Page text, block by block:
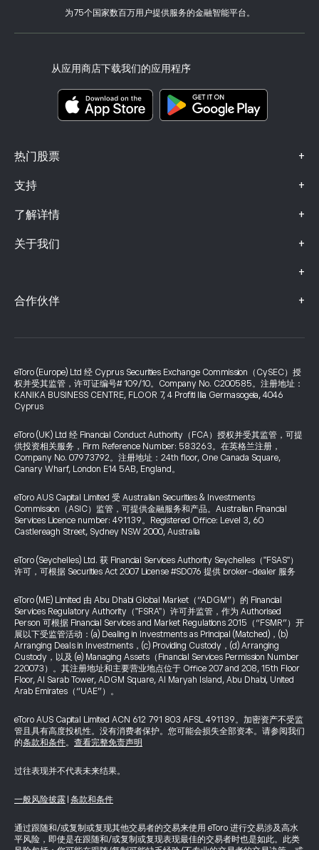
为75个国家数百万用户提供服务的金融智能平台。
从应用商店下载我们的应用程序
热门股票 +
支持 +
客户端漏洞
了解详情 +
eToro Academy
关于我们 +
我们的办事处
+
风险披露
关键信息文档
投诉信息（FCA 客户）
合作伙伴 +
投资保险
eToro (Europe) Ltd 经 Cyprus Securities Exchange Commission（CySEC）授
权并受其监管，许可证编号# 109/10。Company No. C200585。注册地址：
KANIKA BUSINESS CENTRE, FLOOR 7, 4 Profiti Ilia Germasogeia, 4046
Cyprus
eToro (UK) Ltd 经 Financial Conduct Authority（FCA）授权并受其监管，可提
供投资相关服务，Firm Reference Number: 583263。在英格兰注册，
Company No. 07973792。注册地址：24th floor, One Canada Square,
Canary Wharf, London E14 5AB, England。
eToro AUS Capital Limited 受 Australian Securities & Investments
Commission（ASIC）监管，可提供金融服务和产品。Australian Financial
Services Licence number: 491139。Registered Office: Level 3, 60
Castlereagh Street, Sydney NSW 2000, Australia
eToro (Seychelles) Ltd. 获 Financial Services Authority Seychelles（"FSAS"）
许可，可根据 Securities Act 2007 License #SD076 提供 broker-dealer 服务
eToro (ME) Limited 由 Abu Dhabi Global Market（“ADGM”）的 Financial
Services Regulatory Authority（"FSRA"）许可并监管，作为 Authorised
Person 可根据 Financial Services and Market Regulations 2015（“FSMR”）开
展以下受监管活动：(a) Dealing in Investments as Principal (Matched)，(b)
Arranging Deals in Investments，(c) Providing Custody，(d) Arranging
Custody，以及 (e) Managing Assets（Financial Services Permission Number
220073）。其注册地址和主要营业地点位于 Office 207 and 208, 15th Floor
Floor, Al Sarab Tower, ADGM Square, Al Maryah Island, Abu Dhabi, United
Arab Emirates（“UAE”）。
eToro AUS Capital Limited ACN 612 791 803 AFSL 491139。加密资产不受监
管且具有高度投机性。没有消费者保护。您可能会损失全部资本。请参阅我们
的条款和条件。 查看完整免责声明
过往表现并不代表未来结果。
一般风险披露 条款和条件
通过跟随和/或复制或复现其他交易者的交易来使用 eToro 进行交易涉及高水
平风险，即使是在跟随和/或复制或复现表现最佳的交易者时也是如此。此类